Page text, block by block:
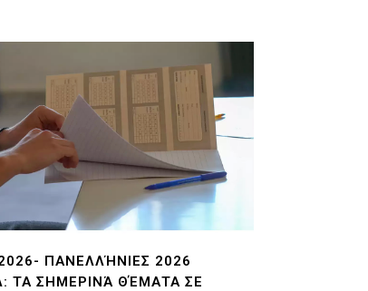
ΠΑΝΕΛΛΉΝΙΕΣ 2026
ΤΑ ΣΗΜΕΡΙΝΆ ΘΈΜΑΤΑ ΣΕ